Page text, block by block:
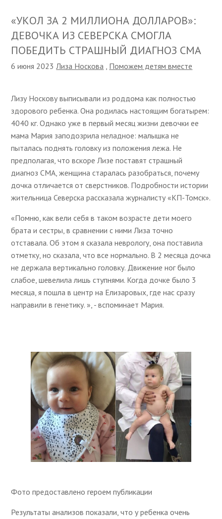
«УКОЛ ЗА 2 МИЛЛИОНА ДОЛЛАРОВ»:
ДЕВОЧКА ИЗ СЕВЕРСКА СМОГЛА
ПОБЕДИТЬ СТРАШНЫЙ ДИАГНОЗ СМА
6 июня 2023Лиза Носкова , Поможем детям вместе
Лизу Носкову выписывали из роддома как полностью
здорового ребенка. Она родилась настоящим богатырем:
4040 кг. Однако уже в первый месяц жизни девочки ее
мама Мария заподозрила неладное: малышка не
пыталась поднять головку из положения лежа. Не
предполагая, что вскоре Лизе поставят страшный
диагноз СМА, женщина старалась разобраться, почему
дочка отличается от сверстников. Подробности истории
жительница Северска рассказала журналисту «КП-Томск».
«Помню, как вели себя в таком возрасте дети моего
брата и сестры, в сравнении с ними Лиза точно
отставала. Об этом я сказала неврологу, она поставила
отметку, но сказала, что все нормально. В 2 месяца дочка
не держала вертикально головку. Движение ног было
слабое, шевелила лишь ступнями. Когда дочке было 3
месяца, я пошла в центр на Елизаровых, где нас сразу
направили в генетику. », - вспоминает Мария.
Фото предоставлено героем публикации
Результаты анализов показали, что у ребенка очень